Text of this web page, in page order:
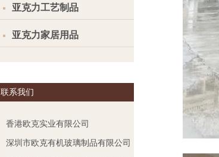
亚克力工艺制品
亚克力家居用品
联系我们
香港欧克实业有限公司
深圳市欧克有机玻璃制品有限公司